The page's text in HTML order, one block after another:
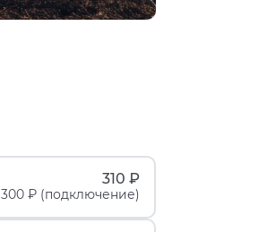
310 ₽
300 ₽ (подключение)